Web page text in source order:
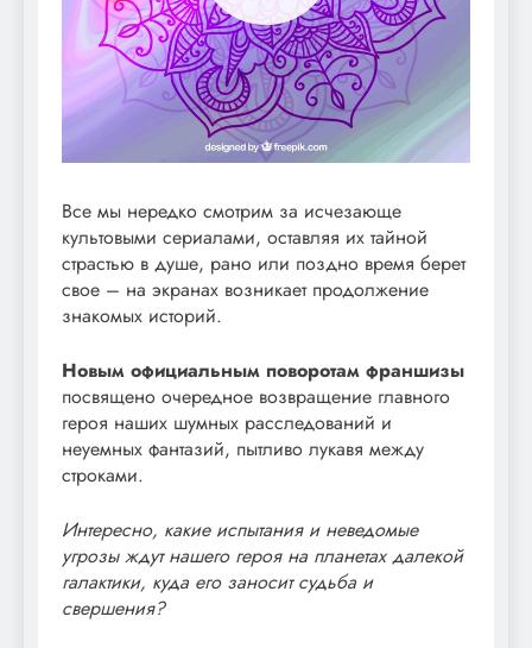
Все мы нередко смотрим за исчезающе
культовыми сериалами, оставляя их тайной
страстью в душе, рано или поздно время берет
свое – на экранах возникает продолжение
знакомых историй.
Новым официальным поворотам франшизы
посвящено очередное возвращение главного
героя наших шумных расследований и
неуемных фантазий, пытливо лукавя между
строками.
Интересно, какие испытания и неведомые
угрозы ждут нашего героя на планетах далекой
галактики, куда его заносит судьба и
свершения?